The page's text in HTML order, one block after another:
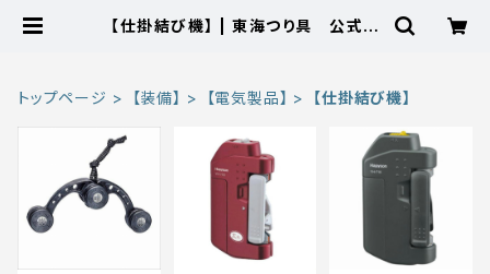
【仕掛結び機】 | 東海つり具 公式オ
トップページ 【装備】 【電気製品】 【仕掛結び機】